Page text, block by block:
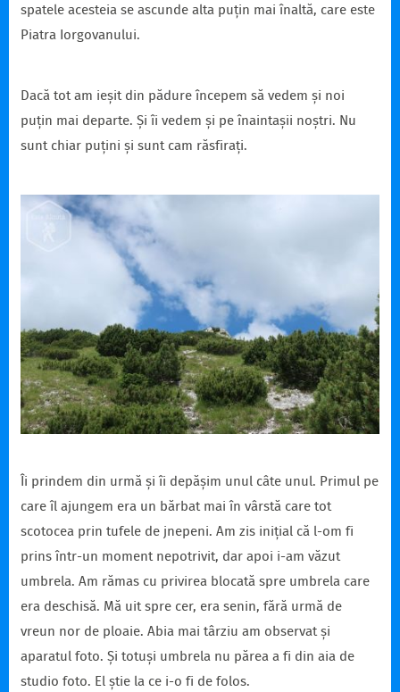
spatele acesteia se ascunde alta puțin mai înaltă, care este
Piatra Iorgovanului.
Dacă tot am ieșit din pădure începem să vedem și noi
puțin mai departe. Și îi vedem și pe înaintașii noștri. Nu
sunt chiar puțini și sunt cam răsfirați.
Îi prindem din urmă și îi depășim unul câte unul. Primul pe
care îl ajungem era un bărbat mai în vârstă care tot
scotocea prin tufele de jnepeni. Am zis inițial că l-om fi
prins într-un moment nepotrivit, dar apoi i-am văzut
umbrela. Am rămas cu privirea blocată spre umbrela care
era deschisă. Mă uit spre cer, era senin, fără urmă de
vreun nor de ploaie. Abia mai târziu am observat și
aparatul foto. Și totuși umbrela nu părea a fi din aia de
studio foto. El știe la ce i-o fi de folos.